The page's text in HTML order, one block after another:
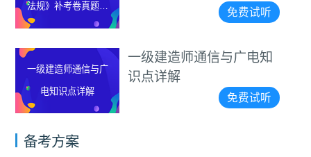
法规》补考卷真题解
析视频
免费试听
一级建造师通信与广
电知识点详解
一级建造师通信与广电知
识点详解
免费试听
备考方案